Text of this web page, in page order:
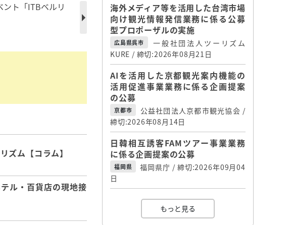
ト「ITBベルリ
ズム【コラム】
ル・百貨店の現地接
海外メディア等を活用した台湾市場
向け観光情報発信業務に係る公募
型プロポーザルの実施
広島県呉市
一般社団法人ツーリズム
KURE / 締切:2026年08月21日
AIを活用した京都観光案内機能の
活用促進事業業務に係る企画提案
の公募
京都市
公益社団法人京都市観光協会 /
締切:2026年08月14日
日韓相互誘客FAMツアー事業業務
に係る企画提案の公募
福岡県
福岡県庁 / 締切:2026年09月04
日
もっと見る